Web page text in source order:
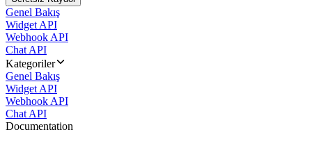
Genel Bakış
Widget API
Webhook API
Chat API
Kategoriler
Genel Bakış
Widget API
Webhook API
Chat API
Documentation